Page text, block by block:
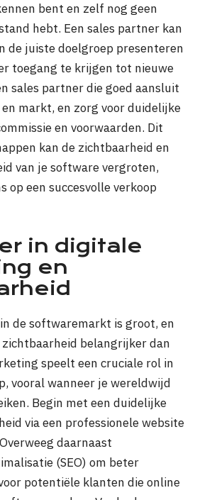
bent en zelf nog geen
hebt. Een sales partner kan
de juiste doelgroep presenteren
toegang te krijgen tot nieuwe
sales partner die goed aansluit
markt, en zorg voor duidelijke
en voorwaarden. Dit
kan de zichtbaarheid en
van je software vergroten,
op een succesvolle verkoop
in digitale
en
de softwaremarkt is groot, en
belangrijker dan
speelt een cruciale rol in
vooral wanneer je wereldwijd
Begin met een duidelijke
via een professionele website
daarnaast
(SEO) om beter
potentiële klanten die online